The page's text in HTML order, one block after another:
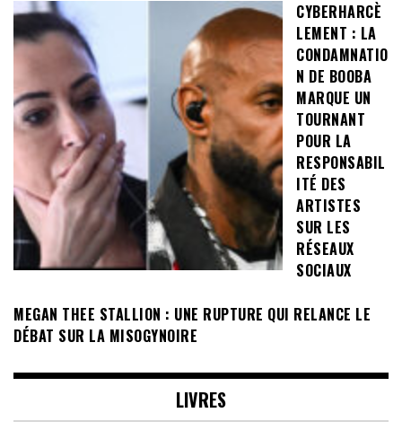
CYBERHARCÈ
LEMENT : LA
CONDAMNATIO
N DE BOOBA
MARQUE UN
TOURNANT
POUR LA
RESPONSABIL
ITÉ DES
ARTISTES
SUR LES
RÉSEAUX
SOCIAUX
MEGAN THEE STALLION : UNE RUPTURE QUI RELANCE LE
DÉBAT SUR LA MISOGYNOIRE
LIVRES